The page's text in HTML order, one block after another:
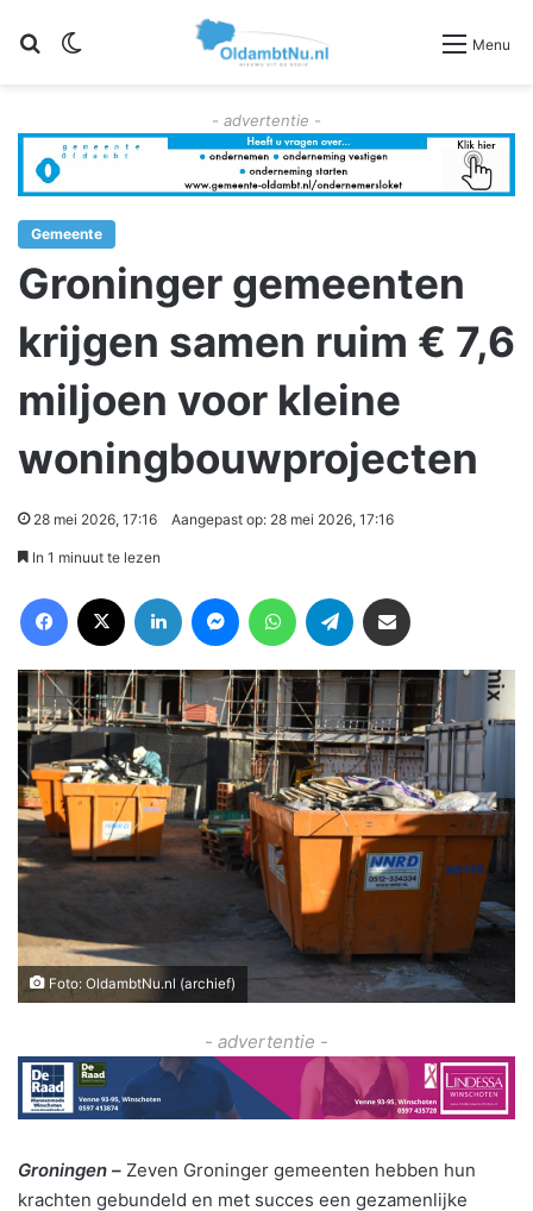
Zoeken Menu
- advertentie -
Gemeente
Groninger gemeenten
krijgen samen ruim € 7,6
miljoen voor kleine
woningbouwprojecten
28 mei 2026, 17:16 Aangepast op: 28 mei 2026, 17:16
In 1 minuut te lezen
Foto: OldambtNu.nl (archief)
- advertentie -
Groningen – Zeven Groninger gemeenten hebben hun
krachten gebundeld en met succes een gezamenlijke